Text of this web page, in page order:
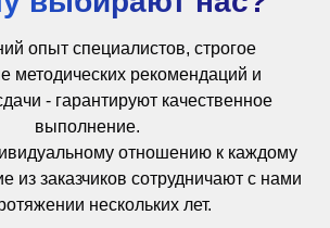
опыт специалистов, строгое
методических рекомендаций и
- гарантируют качественное
выполнение.
отношению к каждому
из заказчиков сотрудничают с нами
нескольких лет.